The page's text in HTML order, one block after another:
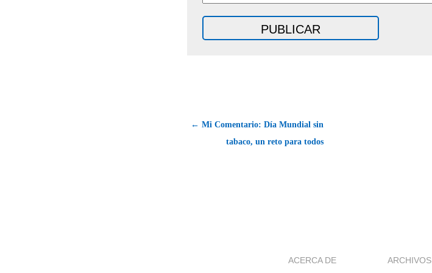
← Mi Comentario: Día Mundial sin
tabaco, un reto para todos
ACERCA DE ARCHIVOS